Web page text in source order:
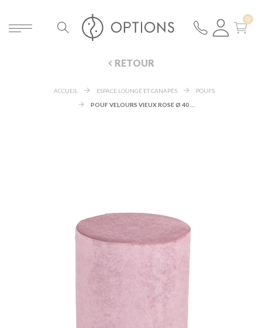
RETOUR
ACCUEIL ESPACE LOUNGE ET CANAPÉS
POUFS